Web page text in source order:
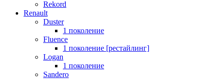
Rekord
Renault
Duster
1 поколение
Fluence
1 поколение [рестайлинг]
Logan
1 поколение
Sandero